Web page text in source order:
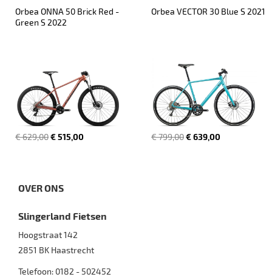
Orbea ONNA 50 Brick Red -
Green S 2022
€ 629,00€ 515,00
Orbea VECTOR 30 Blue S 2021
€ 799,00€ 639,00
OVER ONS
Slingerland Fietsen
Hoogstraat 142
2851 BK Haastrecht
Telefoon: 0182 - 502452